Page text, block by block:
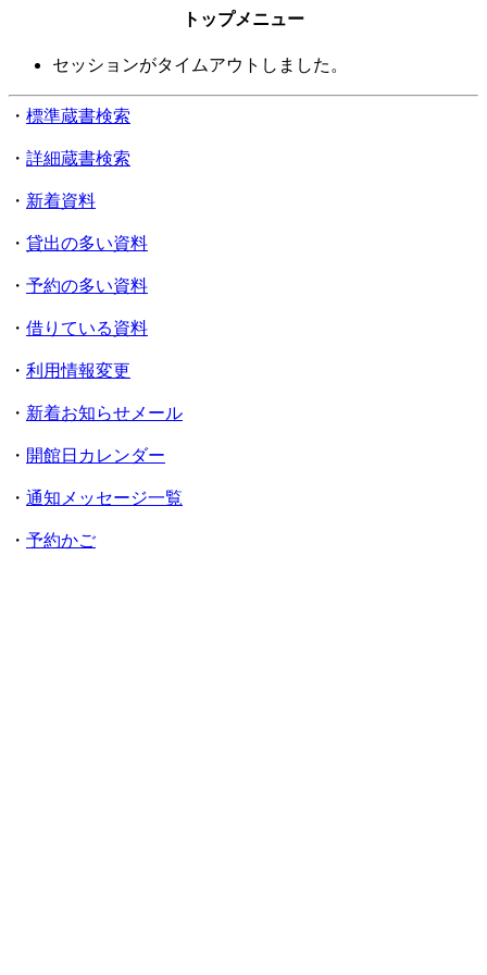
トップメニュー
セッションがタイムアウトしました。
・ 標準蔵書検索
・ 詳細蔵書検索
・ 新着資料
・ 貸出の多い資料
・ 予約の多い資料
・ 借りている資料
・ 利用情報変更
・ 新着お知らせメール
・ 開館日カレンダー
・ 通知メッセージ一覧
・ 予約かご